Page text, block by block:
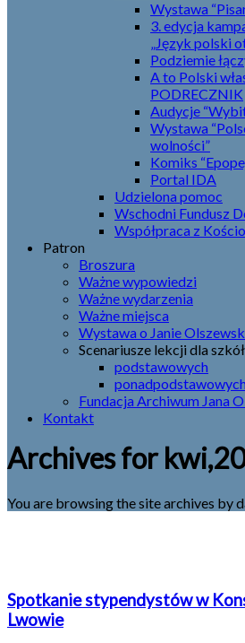
Wystawa
3. edycja
„Język polski
Podziemie
A to Polski
PODRECZNIK
Audycje
Wystawa
wolności”
Komiks
Portal IDA
Udzielona pomoc
Wschodni Fundusz
Współpraca z
Patron
Broszura
Ważne wypowiedzi
Ważne wydarzenia
Ważne miejsca
Wystawa o Janie
Scenariusze lekcji dla
podstawowych
ponadpodstawowych
Fundacja Archiwum Jana
Kontakt
Archives for
You are browsing the site archives by
Spotkanie stypendystów w
Lwowie